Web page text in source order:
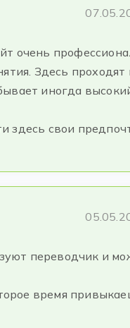
очень
Здесь проходят
иногда
здесь свои
переводчик и
время